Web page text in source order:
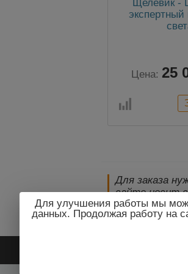
Щелевик -
экспертный
Цена: 25
Для заказа
сайте носит
технические
уведомления!
2009-2026 ©
Для улучшения работы мы
данных. Продолжая работу на